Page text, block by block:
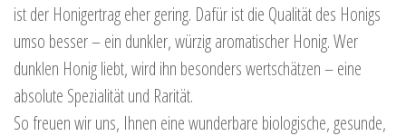
ist der Honigertrag eher gering. Dafür ist die Qualität des Honigs
umso besser – ein dunkler, würzig aromatischer Honig. Wer
dunklen Honig liebt, wird ihn besonders wertschätzen – eine
absolute Spezialität und Rarität.
So freuen wir uns, Ihnen eine wunderbare biologische, gesunde,